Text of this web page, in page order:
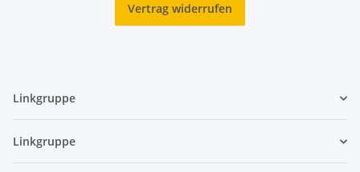
Vertrag widerrufen
Linkgruppe
Linkgruppe